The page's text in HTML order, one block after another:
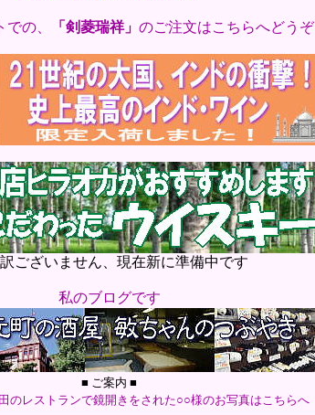
の、 「剣菱瑞祥」 のご注文はこちらへどうぞ
ございません、現在新に準備中です
私のブログです
■ ご案内 ■
のレストランで鏡開きをされた○○様のお写真はこちらへ